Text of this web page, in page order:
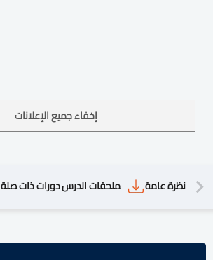
إخفاء جميع الإعلانات
نظرة عامة ملحقات الدرسدورات ذات صلة